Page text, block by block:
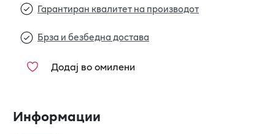
Гарантиран квалитет на производот
Брза и безбедна достава
Додај во омилени
Информации